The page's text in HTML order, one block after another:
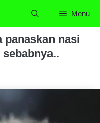
Menu
panaskan nasi